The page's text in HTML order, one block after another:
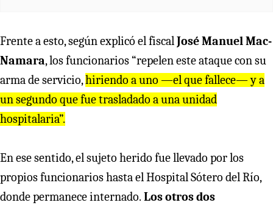
Frente a esto, según explicó el fiscalJosé Manuel Mac-
Namara, los funcionarios “repelen este ataque con su
arma de servicio,hiriendo a uno —el que fallece— y a
un segundo que fue trasladado a una unidad
hospitalaria”.
En ese sentido, el sujeto herido fue llevado por los
propios funcionarios hasta el Hospital Sótero del Río,
donde permanece internado. Los otros dos